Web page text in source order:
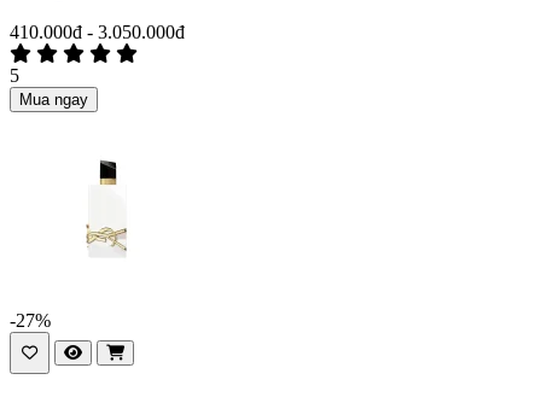
410.000đ - 3.050.000đ
5
Mua ngay
-27%